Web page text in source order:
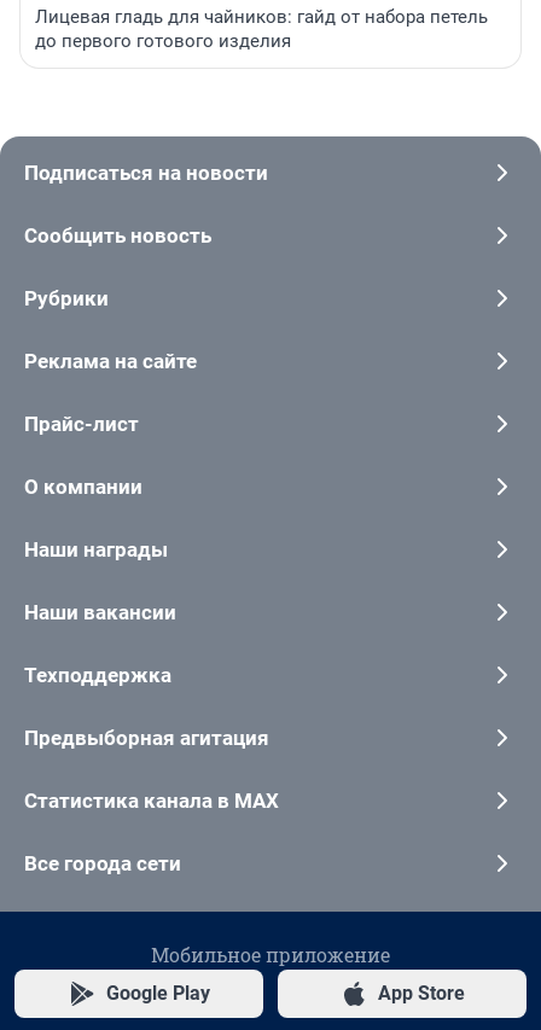
Лицевая гладь для чайников: гайд от набора петель
до первого готового изделия
Подписаться на новости
Сообщить новость
Рубрики
Реклама на сайте
Прайс-лист
О компании
Наши награды
Наши вакансии
Техподдержка
Предвыборная агитация
Статистика канала в MAX
Все города сети
Мобильное приложение
Google Play App Store